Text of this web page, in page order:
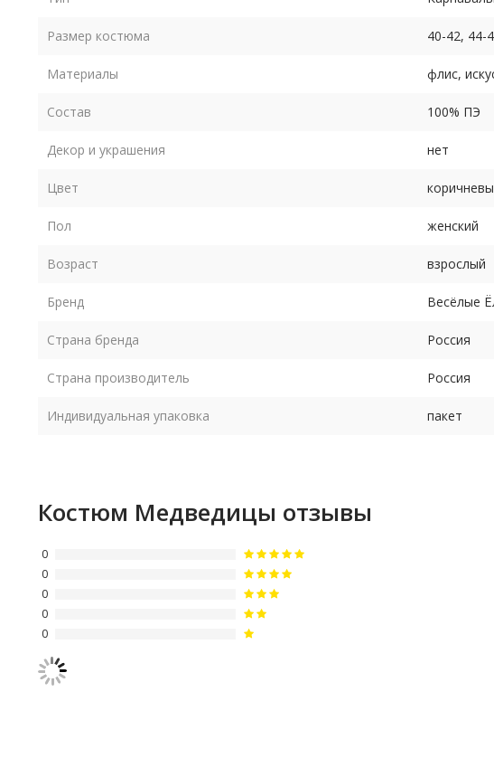
Длина платья по спинке 93
Уход - деликатная сухая чистка по месту загрязнения.
Размер костюма 40-42, 44-
Материалы флис,
Состав 100% ПЭ
Декор и украшения нет
Цвет
Пол женский
Возраст взрослый
Бренд Весёлые
Страна бренда Россия
Страна производитель Россия
Индивидуальная упаковка пакет
Костюм Медведицы отзывы
0
0
0
0
0